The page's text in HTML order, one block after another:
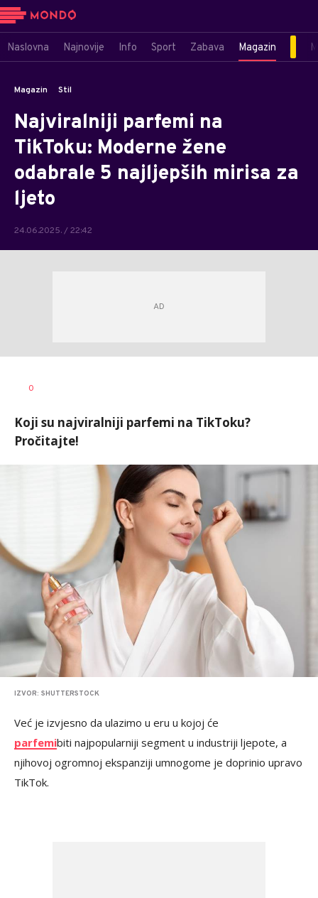
Naslovna Najnovije Info Sport Zabava Magazin
Magazin Stil
Najviralniji parfemi na
TikToku: Moderne žene
odabrale 5 najljepših mirisa za
ljeto
24.06.2025. / 22:42
0
Koji su najviralniji parfemi na TikToku?
Pročitajte!
IZVOR: SHUTTERSTOCK
Već je izvjesno da ulazimo u eru u kojoj će
parfemibiti najpopularniji segment u industriji ljepote, a
njihovoj ogromnoj ekspanziji umnogome je doprinio upravo
TikTok.